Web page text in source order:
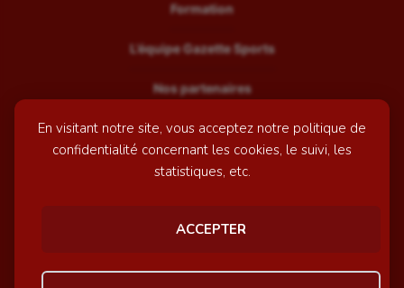
En visitant notre site, vous acceptez notre politique de
confidentialité concernant les cookies, le suivi, les
statistiques, etc.
ACCEPTER
Formation
L’équipe Gazette Sports
Nos partenaires
Recrutement
Mentions légales